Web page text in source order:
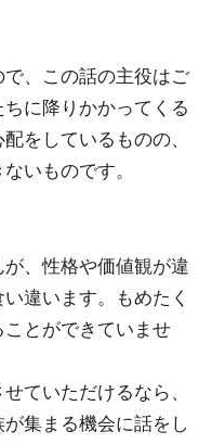
、この話の主役はご
に降りかかってくる
をしているものの、
いものです。
、性格や価値観が違
違います。もめたく
とができていませ
ていただけるなら、
集まる機会に話をし